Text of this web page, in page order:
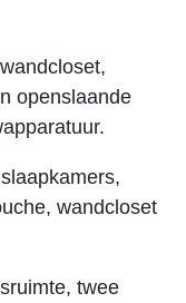
openslaande
wandcloset
twee